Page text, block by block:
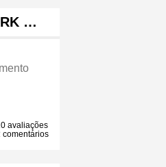
…
avaliações
comentários